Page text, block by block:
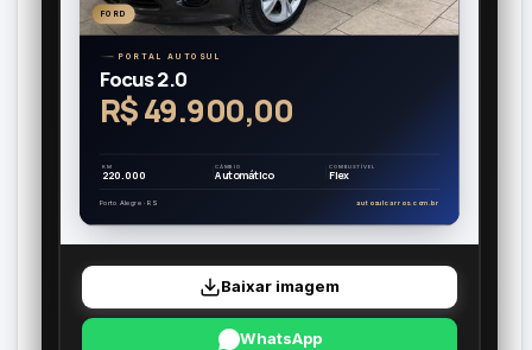
FORD
PORTAL AUTOSUL
Focus 2.0
R$ 49.900,00
KM
220.000
CÂMBIO
Automático
COMBUSTÍVEL
Flex
Porto Alegre · RS autosulcarros.com.br
Baixar imagem
WhatsApp